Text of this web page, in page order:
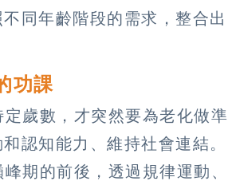
同年齡階段的需求，整合出
功課
歲數，才突然要為老化做準
認知能力、維持社會連結。
期的前後，透過規律運動、